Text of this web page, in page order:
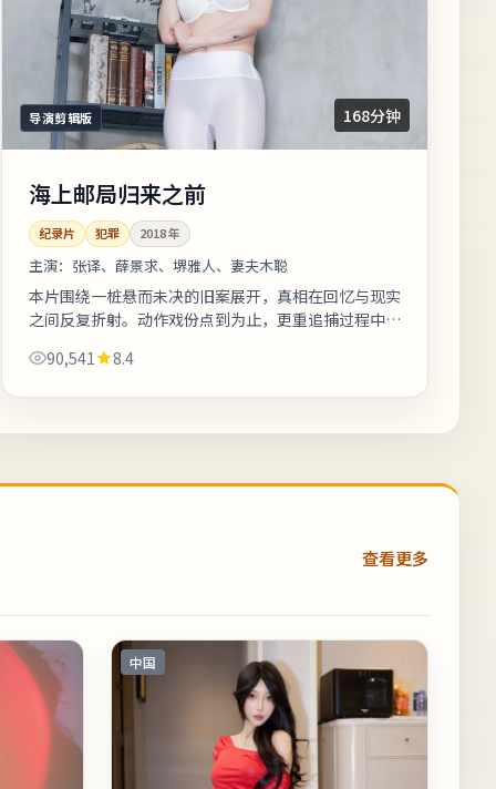
导演剪辑版 168分钟
海上邮局归来之前
纪录片 犯罪 2018年
主演： 张译、薛景求、堺雅人、妻夫木聪
本片围绕一桩悬而未决的旧案展开，真相在回忆与现实
之间反复折射。动作戏份点到为止，更重追捕过程中的
岗位致敬。《海上邮局归来之前》是...
90,541 8.4
查看更多
中国